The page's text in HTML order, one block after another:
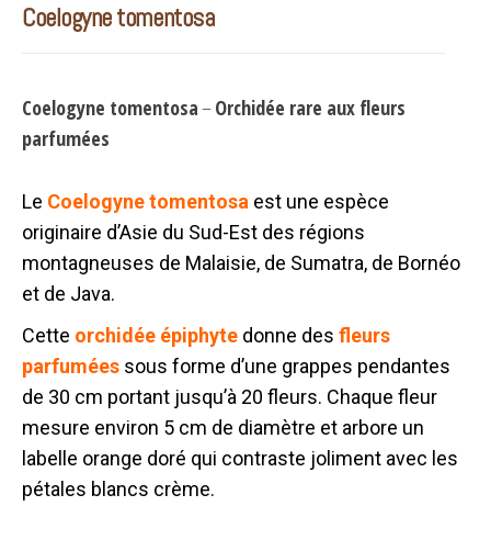
Coelogyne tomentosa
Coelogyne tomentosa–Orchidée rare aux fleurs
parfumées
Le Coelogyne tomentosa est une espèce
originaire d’Asie du Sud-Est des régions
montagneuses de Malaisie, de Sumatra, de Bornéo
et de Java.
Cette orchidée épiphyte donne des fleurs
parfumées sous forme d’une grappes pendantes
de 30 cm portant jusqu’à 20 fleurs. Chaque fleur
mesure environ 5 cm de diamètre et arbore un
labelle orange doré qui contraste joliment avec les
pétales blancs crème.